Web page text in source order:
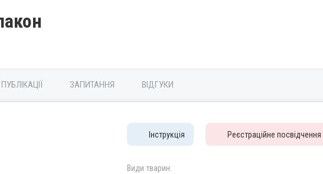
ПУБЛІКАЦІЇ ЗАПИТАННЯ ВІДГУКИ
Інструкція Реєстраційне посвідчення
Види тварин: